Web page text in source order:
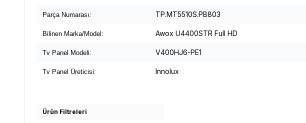
Parça Numarası: TP.MT5510S.PB803
Bilinen Marka/Model: Awox U4400STR Full HD
Tv Panel Modeli: V400HJ6-PE1
Tv Panel Üreticisi: Innolux
Ürün Filtreleri